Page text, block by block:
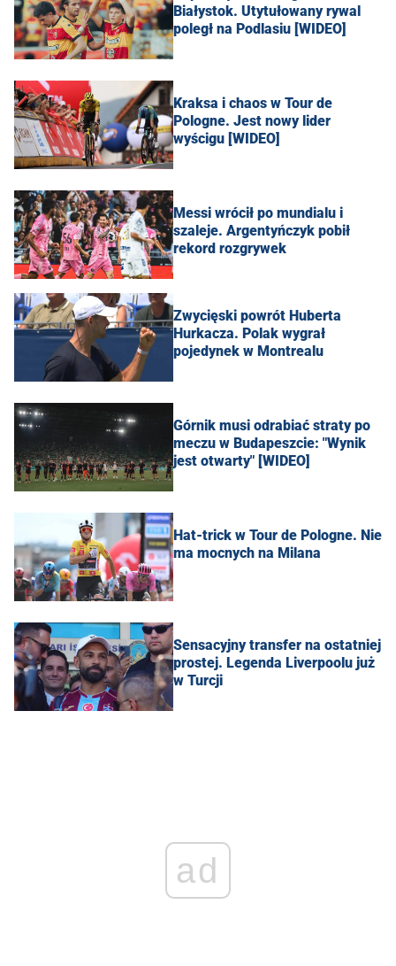
Białystok. Utytułowany rywal
poległ na Podlasiu [WIDEO]
Kraksa i chaos w Tour de
Pologne. Jest nowy lider
wyścigu [WIDEO]
Messi wrócił po mundialu i
szaleje. Argentyńczyk pobił
rekord rozgrywek
Zwycięski powrót Huberta
Hurkacza. Polak wygrał
pojedynek w Montrealu
Górnik musi odrabiać straty po
meczu w Budapeszcie: "Wynik
jest otwarty" [WIDEO]
Hat-trick w Tour de Pologne. Nie
ma mocnych na Milana
Sensacyjny transfer na ostatniej
prostej. Legenda Liverpoolu już
w Turcji
ad